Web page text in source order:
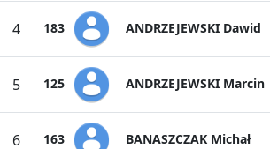
4 183 ANDRZEJEWSKI Dawid
5 125 ANDRZEJEWSKI Marcin
6 163 BANASZCZAK Michał